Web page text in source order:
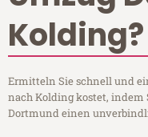
Kolding?
Ermitteln Sie schnell und
nach Kolding kostet, indem
Dortmund einen